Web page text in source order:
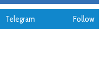
Telegram Follow